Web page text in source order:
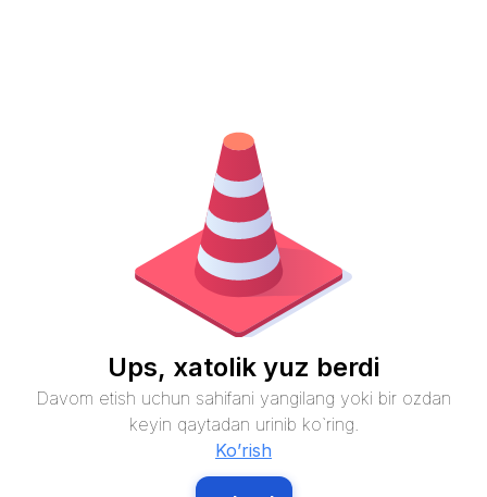
Ups, xatolik yuz berdi
Davom etish uchun sahifani yangilang yoki bir ozdan
keyin qaytadan urinib ko`ring.
Ko’rish